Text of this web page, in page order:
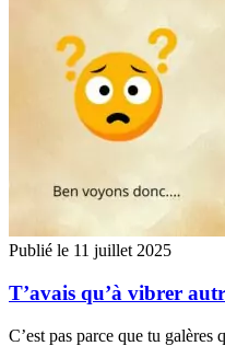
Publié le 11 juillet 2025
T’avais qu’à vibrer
C’est pas parce que tu galères